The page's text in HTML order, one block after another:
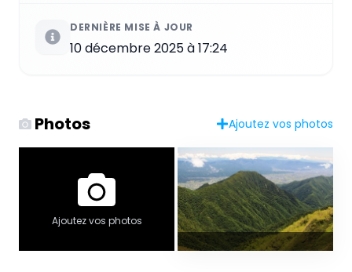
DERNIÈRE MISE À JOUR
10 décembre 2025 à 17:24
Photos Ajoutez vos photos
Ajoutez vos photos